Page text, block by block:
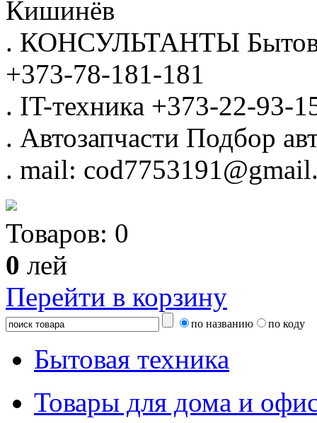
Кишинёв
. КОНСУЛЬТАНТЫ
+373-78-181-181
. IT-техника +373-22-93-
. Автозапчасти Подбор
. mail:
Товаров: 0
0 лей
Перейти в корзину
по названию по коду
Бытовая техника
Товары для дома и